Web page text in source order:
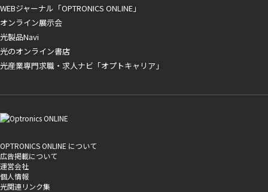
WEBジャーナル「OPTRONICS ONLINE」
オンライン展示会
光製品Navi
光のオンライン書店
光産業専門求職・求人ナビ「オプトキャリア」
OPTRONICS ONLINE について
広告掲載について
運営会社
個人情報
光関連リンク集